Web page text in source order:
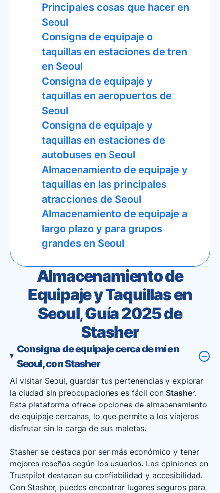
Principales cosas que hacer en
Seoul
Consigna de equipaje o
taquillas en estaciones de tren
en Seoul
Consigna de equipaje y
taquillas en aeropuertos de
Seoul
Consigna de equipaje y
taquillas en estaciones de
autobuses en Seoul
Almacenamiento de equipaje y
taquillas en las principales
atracciones de Seoul
Almacenamiento de equipaje a
largo plazo y para grupos
grandes en Seoul
Almacenamiento de
Equipaje y Taquillas en
Seoul, Guía 2025 de
Stasher
Consigna de equipaje cerca de mí en
Seoul, con Stasher
Al visitar Seoul, guardar tus pertenencias y explorar
la ciudad sin preocupaciones es fácil con Stasher.
Esta plataforma ofrece opciones de almacenamiento
de equipaje cercanas, lo que permite a los viajeros
disfrutar sin la carga de sus maletas.
Stasher se destaca por ser más económico y tener
mejores reseñas según los usuarios. Las opiniones en
Trustpilot destacan su confiabilidad y accesibilidad.
Con Stasher, puedes encontrar lugares seguros para